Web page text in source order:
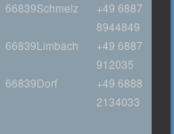
66839Schmelz
+49 6887
8944849
66839Limbach
+49 6887
912035
66839Dorf
+49 6888
2134033